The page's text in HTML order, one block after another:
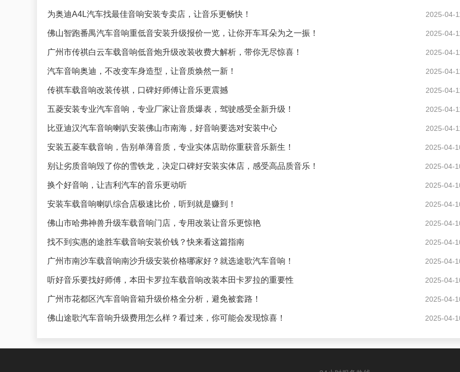
为奥迪A4L汽车找最佳音响安装专卖店，让音乐更畅快！ 2025-04-
佛山智跑番禺汽车音响重低音安装升级报价一览，让你开车耳朵为之一振！ 2025-04-
广州市传祺白云车载音响低音炮升级改装收费大解析，带你无尽惊喜！ 2025-04-
汽车音响奥迪，不改变车身造型，让音质焕然一新！ 2025-04-
传祺车载音响改装传祺，口碑好师傅让音乐更震撼 2025-04-
五菱安装专业汽车音响，专业厂家让音质爆表，驾驶感受全新升级！ 2025-04-
比亚迪汉汽车音响喇叭安装佛山市南海，好音响要选对安装中心 2025-04-
安装五菱车载音响，告别单薄音质，专业实体店助你重获音乐新生！ 2025-04-
别让劣质音响毁了你的雪铁龙，决定口碑好安装实体店，感受高品质音乐！ 2025-04-
换个好音响，让吉利汽车的音乐更动听 2025-04-
安装车载音响喇叭综合店极速比价，听到就是赚到！ 2025-04-
佛山市哈弗神兽升级车载音响门店，专用改装让音乐更惊艳 2025-04-
找不到实惠的途胜车载音响安装价钱？快来看这篇指南 2025-04-
广州市南沙车载音响南沙升级安装价格哪家好？就选途歌汽车音响！ 2025-04-
听好音乐要找好师傅，本田卡罗拉车载音响改装本田卡罗拉的重要性 2025-04-
广州市花都区汽车音响音箱升级价格全分析，避免被套路！ 2025-04-
佛山途歌汽车音响升级费用怎么样？看过来，你可能会发现惊喜！ 2025-04-